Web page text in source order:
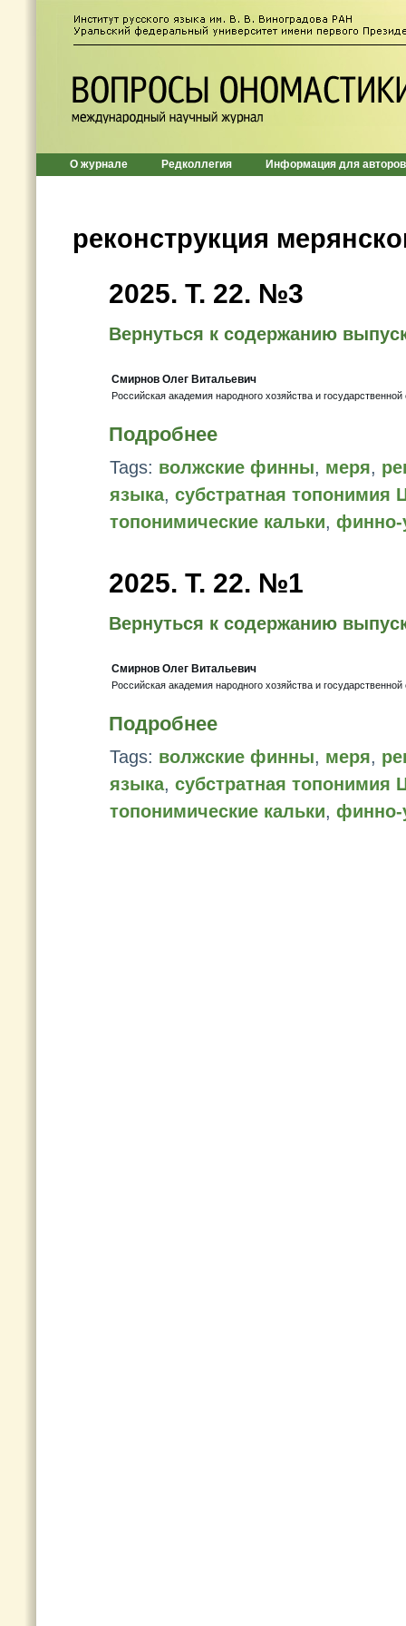
О журнале Редколлегия Информация для авторов
реконструкция
2025. Т. 22. №3
Вернуться к содержанию
Смирнов Олег Витальевич
Российская академия народного хозяйства и
Подробнее
Tags: волжские финны, меря,
языка, субстратная топонимия
топонимические кальки, финно-
2025. Т. 22. №1
Вернуться к содержанию
Смирнов Олег Витальевич
Российская академия народного хозяйства и
Подробнее
Tags: волжские финны, меря,
языка, субстратная топонимия
топонимические кальки, финно-